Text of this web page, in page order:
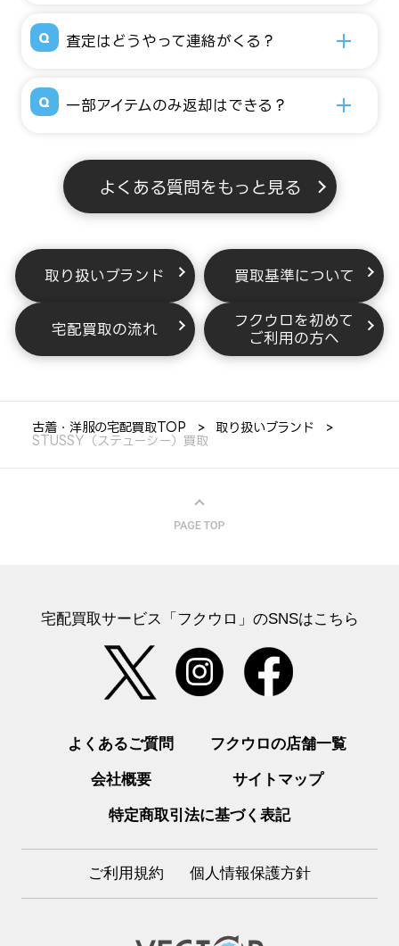
査定はどうやって連絡がくる？
一部アイテムのみ返却はできる？
よくある質問をもっと見る
取り扱いブランド 買取基準について
宅配買取の流れ
フクウロを初めて
ご利用の方へ
古着・洋服の宅配買取TOP
取り扱いブランド
STUSSY（ステューシー）買取
宅配買取サービス「フクウロ」のSNSはこちら
よくあるご質問 フクウロの店舗一覧
会社概要 サイトマップ
特定商取引法に基づく表記
ご利用規約 個人情報保護方針